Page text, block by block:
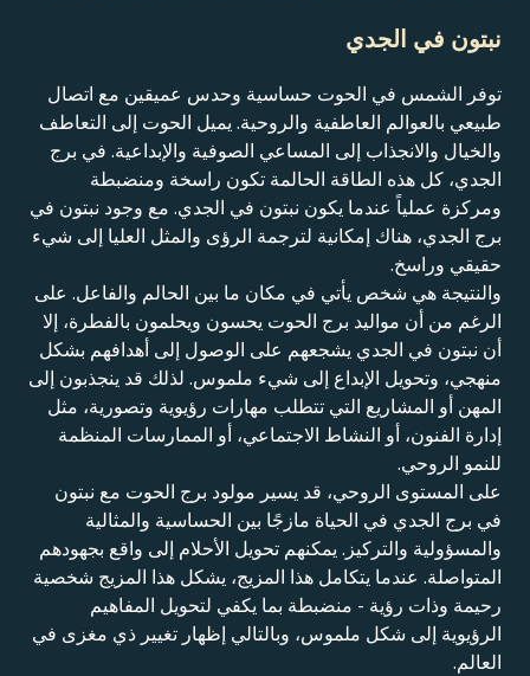
نبتون في الجدي
توفر الشمس في الحوت حساسية وحدس عميقين مع اتصال
طبيعي بالعوالم العاطفية والروحية. يميل الحوت إلى التعاطف
والخيال والانجذاب إلى المساعي الصوفية والإبداعية. في برج
الجدي، كل هذه الطاقة الحالمة تكون راسخة ومنضبطة
ومركزة عملياً عندما يكون نبتون في الجدي. مع وجود نبتون في
برج الجدي، هناك إمكانية لترجمة الرؤى والمثل العليا إلى شيء
حقيقي وراسخ.
والنتيجة هي شخص يأتي في مكان ما بين الحالم والفاعل. على
الرغم من أن مواليد برج الحوت يحسون ويحلمون بالفطرة، إلا
أن نبتون في الجدي يشجعهم على الوصول إلى أهدافهم بشكل
منهجي، وتحويل الإبداع إلى شيء ملموس. لذلك قد ينجذبون إلى
المهن أو المشاريع التي تتطلب مهارات رؤيوية وتصورية، مثل
إدارة الفنون، أو النشاط الاجتماعي، أو الممارسات المنظمة
للنمو الروحي.
على المستوى الروحي، قد يسير مولود برج الحوت مع نبتون
في برج الجدي في الحياة مازجًا بين الحساسية والمثالية
والمسؤولية والتركيز. يمكنهم تحويل الأحلام إلى واقع بجهودهم
المتواصلة. عندما يتكامل هذا المزيج، يشكل هذا المزيج شخصية
رحيمة وذات رؤية - منضبطة بما يكفي لتحويل المفاهيم
الرؤيوية إلى شكل ملموس، وبالتالي إظهار تغيير ذي مغزى في
العالم.